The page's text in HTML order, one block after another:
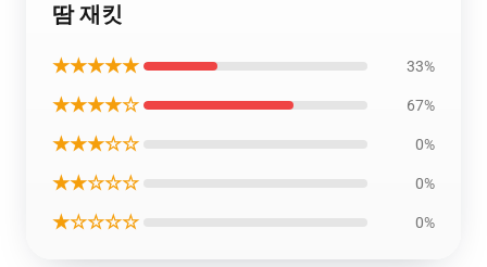
땀 재킷
★★★★★ 33%
★★★★☆ 67%
★★★☆☆ 0%
★★☆☆☆ 0%
★☆☆☆☆ 0%